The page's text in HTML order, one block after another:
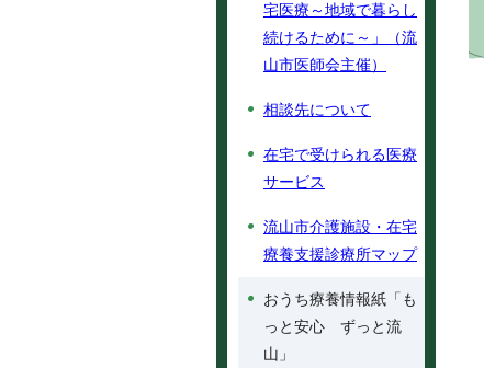
宅医療～地域で暮らし
続けるために～」（流
山市医師会主催）
相談先について
在宅で受けられる医療
サービス
流山市介護施設・在宅
療養支援診療所マップ
おうち療養情報紙「も
っと安心 ずっと流
山」